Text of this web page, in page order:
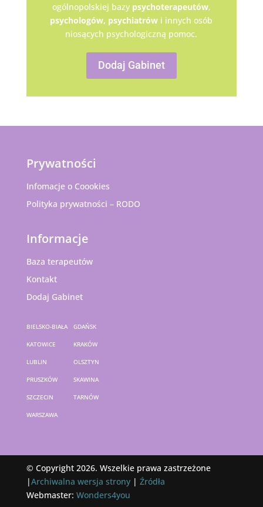
ogólnopolskiej bazy psychoterapeutów,
psychologów, psychiatrów i innych osób
niosących psychologiczną pomoc.
Dodaj Gabinet
Prywatności
Infomacje o Coookies
Polityka prywatności – RODO
Informacje
Baza terapeutów
Kontakt
Dodaj Gabinet
BIELSKO-BIAŁA GDAŃSK
KATOWICE KRAKÓW
LUBLIN OLSZTYN
PRUSZKÓW SKAWINA
SZCZECIN TARNÓW
WARSZAWA
© Copyright 2026. Wszelkie prawa zastrzeżone
|Archiwalna wersja strony| Źródła
Webmaster: Wonders4you